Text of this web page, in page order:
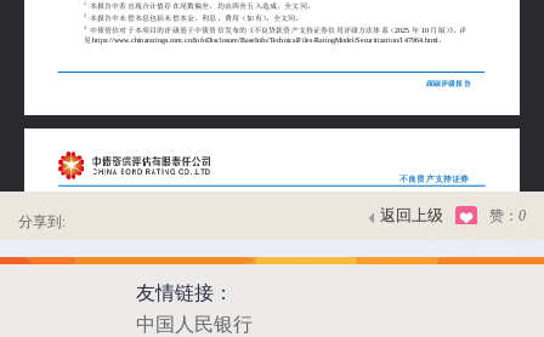
分享到: 返回上级 赞： 0
友情链接：
中国人民银行